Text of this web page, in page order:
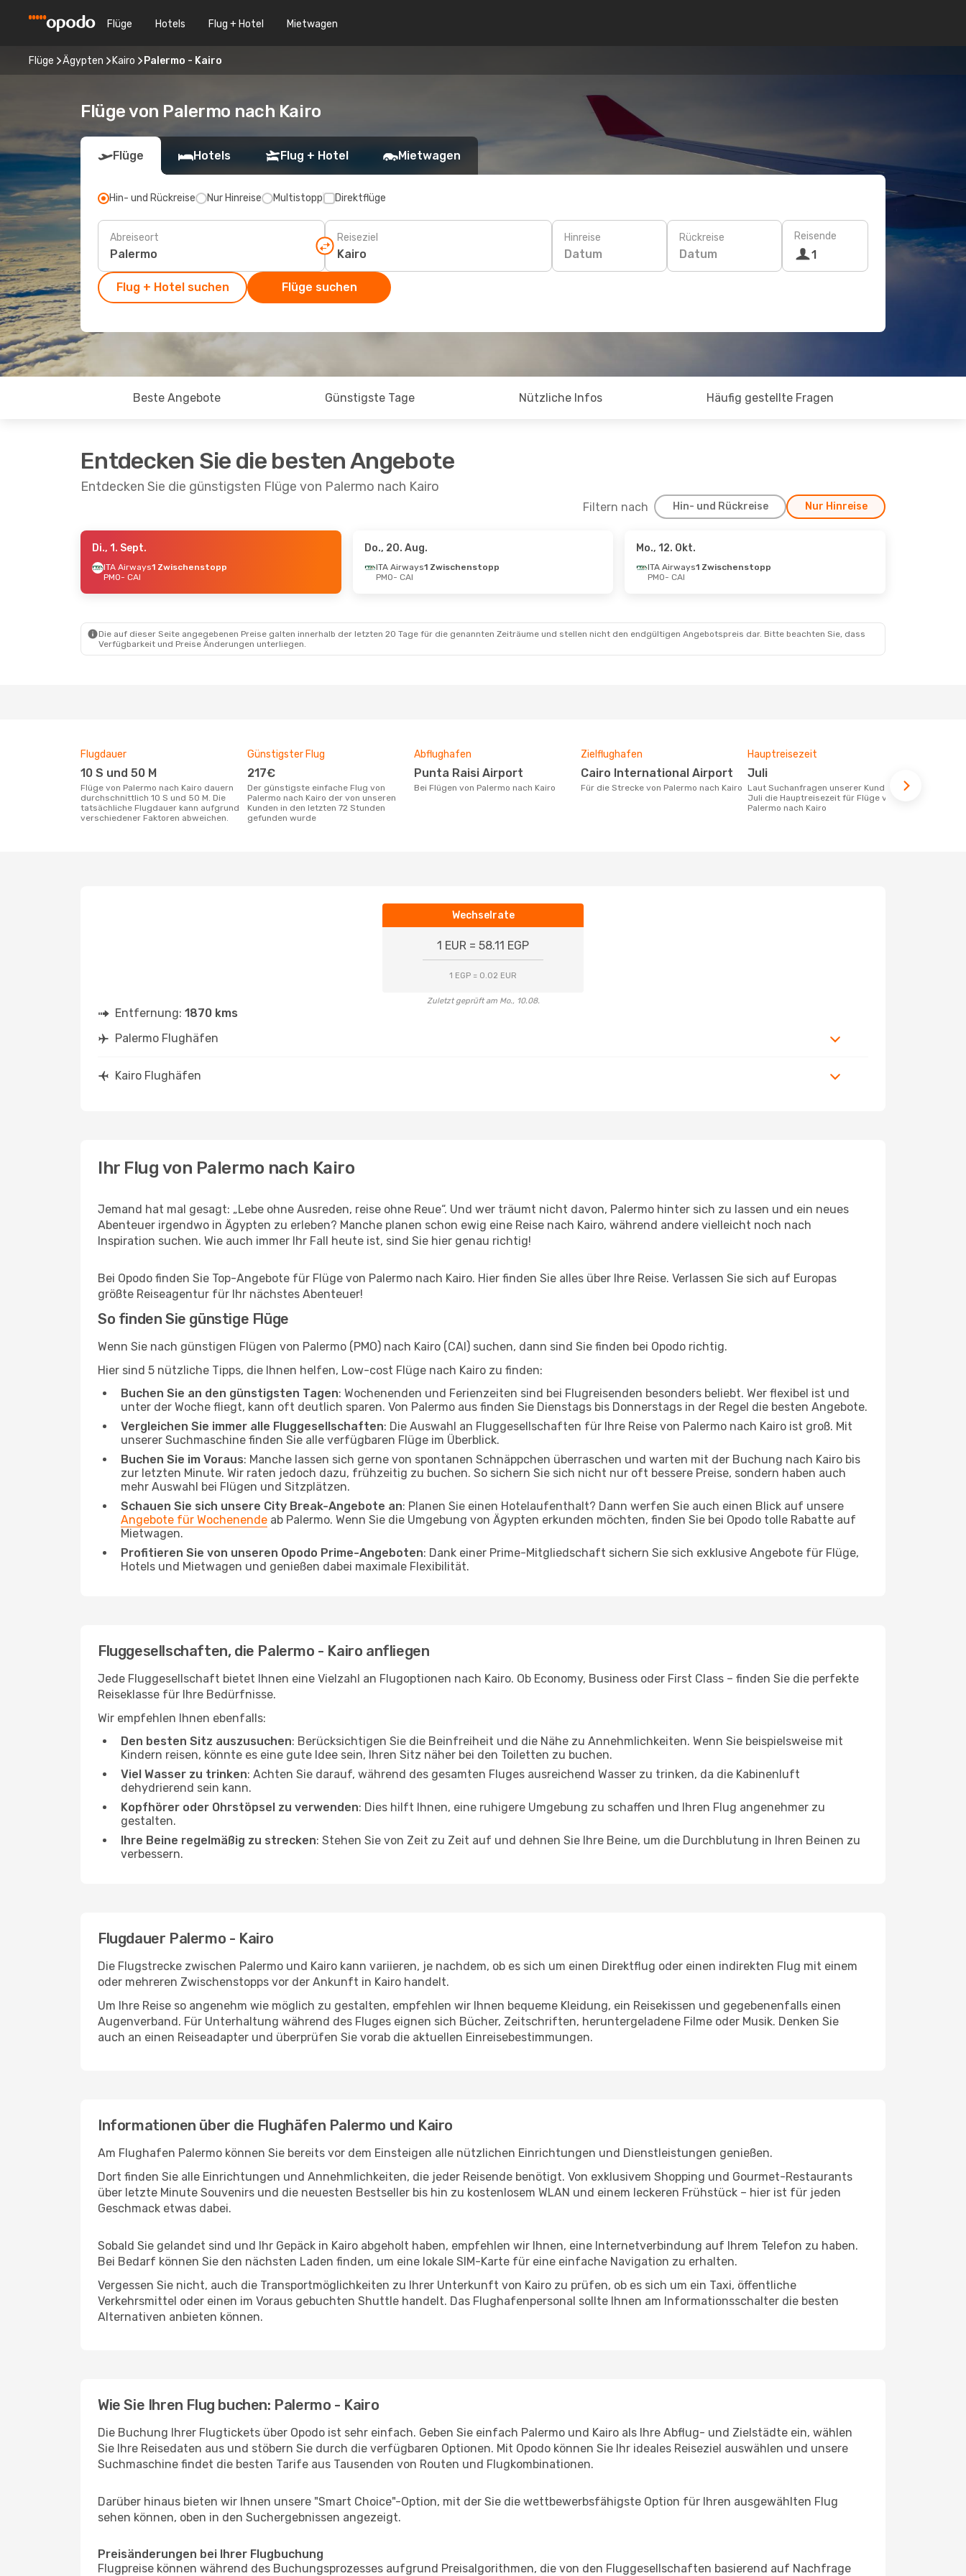
Flüge Hotels Flug + Hotel Mietwagen
Flüge Ägypten Kairo Palermo - Kairo
Flüge von Palermo nach Kairo
Flüge Hotels Flug + Hotel Mietwagen
Hin- und Rückreise Nur Hinreise Multistopp Direktflüge
Abreiseort Reiseziel Hinreise
Datum
Rückreise
Datum
Reisende
1
Flug + Hotel suchen Flüge suchen
Beste Angebote Günstigste Tage Nützliche Infos Häufig gestellte Fragen
Entdecken Sie die besten Angebote
Entdecken Sie die günstigsten Flüge von Palermo nach Kairo
Filtern nach Hin- und Rückreise Nur Hinreise
- Mi., 26. Aug.
1 Zwischenstopp
Di., 1. Sept.
ITA Airways1 Zwischenstopp
PMO- CAI
Do., 20. Aug.
ITA Airways1 Zwischenstopp
PMO- CAI
Mo., 12. Okt.
ITA Airways1 Zwischenstopp
PMO- CAI
Die auf dieser Seite angegebenen Preise galten innerhalb der letzten 20 Tage für die genannten Zeiträume und stellen nicht den endgültigen Angebotspreis dar. Bitte beachten Sie, dass
Verfügbarkeit und Preise Änderungen unterliegen.
Flugdauer
10 S und 50 M
Flüge von Palermo nach Kairo dauern
durchschnittlich 10 S und 50 M. Die
tatsächliche Flugdauer kann aufgrund
verschiedener Faktoren abweichen.
Günstigster Flug
217€
Der günstigste einfache Flug von
Palermo nach Kairo der von unseren
Kunden in den letzten 72 Stunden
gefunden wurde
Abflughafen
Punta Raisi Airport
Bei Flügen von Palermo nach Kairo
Zielflughafen
Cairo International Airport
Für die Strecke von Palermo nach Kairo
Hauptreisezeit
Juli
Laut Suchanfragen unserer Kunden ist
Juli die Hauptreisezeit für Flüge von
Palermo nach Kairo
Wechselrate
1 EUR = 58.11 EGP
1 EGP = 0.02 EUR
Zuletzt geprüft am Mo., 10.08.
Entfernung: 1870 kms
Palermo Flughäfen
Kairo Flughäfen
Ihr Flug von Palermo nach Kairo
Jemand hat mal gesagt: „Lebe ohne Ausreden, reise ohne Reue“. Und wer träumt nicht davon, Palermo hinter sich zu lassen und ein neues
Abenteuer irgendwo in Ägypten zu erleben? Manche planen schon ewig eine Reise nach Kairo, während andere vielleicht noch nach
Inspiration suchen. Wie auch immer Ihr Fall heute ist, sind Sie hier genau richtig!
Bei Opodo finden Sie Top-Angebote für Flüge von Palermo nach Kairo. Hier finden Sie alles über Ihre Reise. Verlassen Sie sich auf Europas
größte Reiseagentur für Ihr nächstes Abenteuer!
So finden Sie günstige Flüge
Wenn Sie nach günstigen Flügen von Palermo (PMO) nach Kairo (CAI) suchen, dann sind Sie finden bei Opodo richtig.
Hier sind 5 nützliche Tipps, die Ihnen helfen, Low-cost Flüge nach Kairo zu finden:
Buchen Sie an den günstigsten Tagen: Wochenenden und Ferienzeiten sind bei Flugreisenden besonders beliebt. Wer flexibel ist und
unter der Woche fliegt, kann oft deutlich sparen. Von Palermo aus finden Sie Dienstags bis Donnerstags in der Regel die besten Angebote.
Vergleichen Sie immer alle Fluggesellschaften: Die Auswahl an Fluggesellschaften für Ihre Reise von Palermo nach Kairo ist groß. Mit
unserer Suchmaschine finden Sie alle verfügbaren Flüge im Überblick.
Buchen Sie im Voraus: Manche lassen sich gerne von spontanen Schnäppchen überraschen und warten mit der Buchung nach Kairo bis
zur letzten Minute. Wir raten jedoch dazu, frühzeitig zu buchen. So sichern Sie sich nicht nur oft bessere Preise, sondern haben auch
mehr Auswahl bei Flügen und Sitzplätzen.
Schauen Sie sich unsere City Break-Angebote an: Planen Sie einen Hotelaufenthalt? Dann werfen Sie auch einen Blick auf unsere
Angebote für Wochenende ab Palermo. Wenn Sie die Umgebung von Ägypten erkunden möchten, finden Sie bei Opodo tolle Rabatte auf
Mietwagen.
Profitieren Sie von unseren Opodo Prime-Angeboten: Dank einer Prime-Mitgliedschaft sichern Sie sich exklusive Angebote für Flüge,
Hotels und Mietwagen und genießen dabei maximale Flexibilität.
Fluggesellschaften, die Palermo - Kairo anfliegen
Jede Fluggesellschaft bietet Ihnen eine Vielzahl an Flugoptionen nach Kairo. Ob Economy, Business oder First Class – finden Sie die perfekte
Reiseklasse für Ihre Bedürfnisse.
Wir empfehlen Ihnen ebenfalls:
Den besten Sitz auszusuchen: Berücksichtigen Sie die Beinfreiheit und die Nähe zu Annehmlichkeiten. Wenn Sie beispielsweise mit
Kindern reisen, könnte es eine gute Idee sein, Ihren Sitz näher bei den Toiletten zu buchen.
Viel Wasser zu trinken: Achten Sie darauf, während des gesamten Fluges ausreichend Wasser zu trinken, da die Kabinenluft
dehydrierend sein kann.
Kopfhörer oder Ohrstöpsel zu verwenden: Dies hilft Ihnen, eine ruhigere Umgebung zu schaffen und Ihren Flug angenehmer zu
gestalten.
Ihre Beine regelmäßig zu strecken: Stehen Sie von Zeit zu Zeit auf und dehnen Sie Ihre Beine, um die Durchblutung in Ihren Beinen zu
verbessern.
Flugdauer Palermo - Kairo
Die Flugstrecke zwischen Palermo und Kairo kann variieren, je nachdem, ob es sich um einen Direktflug oder einen indirekten Flug mit einem
oder mehreren Zwischenstopps vor der Ankunft in Kairo handelt.
Um Ihre Reise so angenehm wie möglich zu gestalten, empfehlen wir Ihnen bequeme Kleidung, ein Reisekissen und gegebenenfalls einen
Augenverband. Für Unterhaltung während des Fluges eignen sich Bücher, Zeitschriften, heruntergeladene Filme oder Musik. Denken Sie
auch an einen Reiseadapter und überprüfen Sie vorab die aktuellen Einreisebestimmungen.
Informationen über die Flughäfen Palermo und Kairo
Am Flughafen Palermo können Sie bereits vor dem Einsteigen alle nützlichen Einrichtungen und Dienstleistungen genießen.
Dort finden Sie alle Einrichtungen und Annehmlichkeiten, die jeder Reisende benötigt. Von exklusivem Shopping und Gourmet-Restaurants
über letzte Minute Souvenirs und die neuesten Bestseller bis hin zu kostenlosem WLAN und einem leckeren Frühstück – hier ist für jeden
Geschmack etwas dabei.
Sobald Sie gelandet sind und Ihr Gepäck in Kairo abgeholt haben, empfehlen wir Ihnen, eine Internetverbindung auf Ihrem Telefon zu haben.
Bei Bedarf können Sie den nächsten Laden finden, um eine lokale SIM-Karte für eine einfache Navigation zu erhalten.
Vergessen Sie nicht, auch die Transportmöglichkeiten zu Ihrer Unterkunft von Kairo zu prüfen, ob es sich um ein Taxi, öffentliche
Verkehrsmittel oder einen im Voraus gebuchten Shuttle handelt. Das Flughafenpersonal sollte Ihnen am Informationsschalter die besten
Alternativen anbieten können.
Wie Sie Ihren Flug buchen: Palermo - Kairo
Die Buchung Ihrer Flugtickets über Opodo ist sehr einfach. Geben Sie einfach Palermo und Kairo als Ihre Abflug- und Zielstädte ein, wählen
Sie Ihre Reisedaten aus und stöbern Sie durch die verfügbaren Optionen. Mit Opodo können Sie Ihr ideales Reiseziel auswählen und unsere
Suchmaschine findet die besten Tarife aus Tausenden von Routen und Flugkombinationen.
Darüber hinaus bieten wir Ihnen unsere "Smart Choice"-Option, mit der Sie die wettbewerbsfähigste Option für Ihren ausgewählten Flug
sehen können, oben in den Suchergebnissen angezeigt.
Preisänderungen bei Ihrer Flugbuchung
Flugpreise können während des Buchungsprozesses aufgrund Preisalgorithmen, die von den Fluggesellschaften basierend auf Nachfrage